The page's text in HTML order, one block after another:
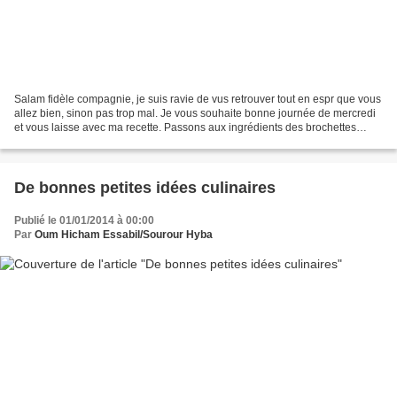
Salam fidèle compagnie, je suis ravie de vus retrouver tout en espr que vous
allez bien, sinon pas trop mal. Je vous souhaite bonne journée de mercredi
et vous laisse avec ma recette. Passons aux ingrédients des brochettes
De bonnes petites idées culinaires
Publié le 01/01/2014 à 00:00
Par Oum Hicham Essabil/Sourour Hyba